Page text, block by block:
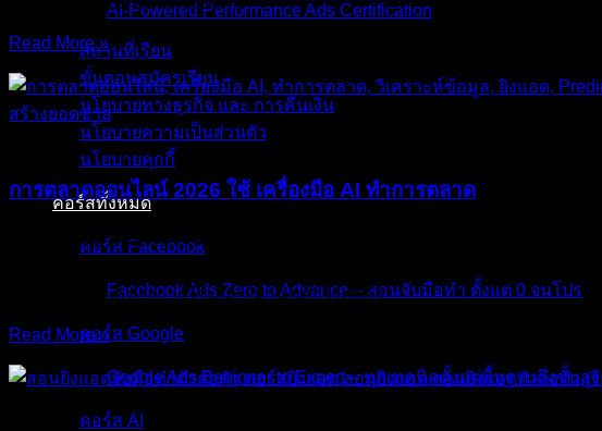
AI-Powered Performance Ads Certification
สถานที่เรียน
ขั้นตอนสมัครเรียน
นโยบายทางธุรกิจ และ การคืนเงิน
นโยบายความเป็นส่วนตัว
นโยบายคุกกี้
คอร์สทั้งหมด
คอร์ส Facebook
Facebook Ads Zero to Advance – สอนจับมือทำ ตั้งแต่ 0 จนโปร
คอร์ส Google
Google Ads Beginner to Expert – ทุกเทคนิคตั้งแต่พื้นฐานถึงขั้นสูง
คอร์ส AI
Read More »
03/Apr/2026No Comments
การตลาดออนไลน์ 2026 ใช้ เครื่องมือ AI ทำการตลาด
คุณเคยสงสัยไหมครับว่า ทำไมบริษัท Tech ยักษ์ใหญ่ถึงรู้ใจเราไปซะหมด? แค่
อนาคต หมดยุคของการใช้มนุษย์มานั่งเดาใจลูกค้า
Read More »